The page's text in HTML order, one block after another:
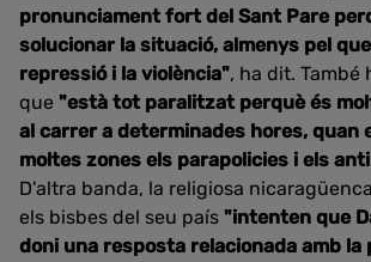
pronunciament fort del Sant Pare
solucionar la situació, almenys pel
repressió i la violència", ha dit. També
que "està tot paralitzat perquè és
al carrer a determinades hores, quan
moltes zones els parapolicies i els
D'altra banda, la religiosa
els bisbes del seu país "intenten que
doni una resposta relacionada amb